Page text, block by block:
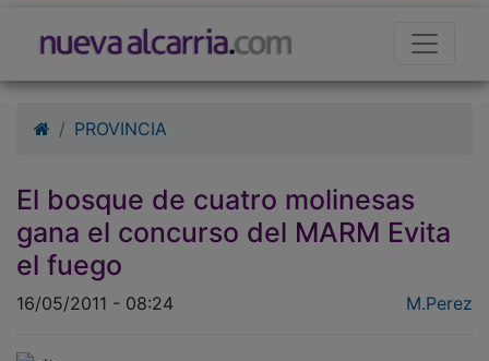
PROVINCIA
El bosque de cuatro molinesas
gana el concurso del MARM Evita
el fuego
16/05/2011 - 08:24 M.Perez